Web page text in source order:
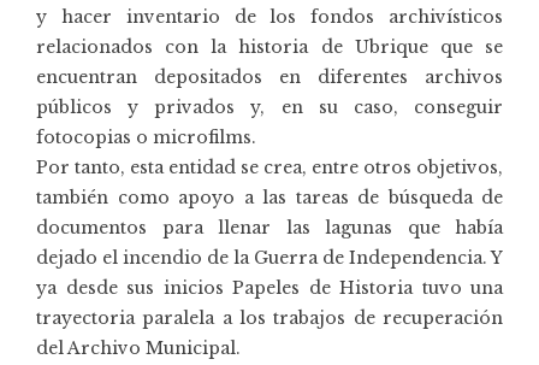
y hacer inventario de los fondos archivísticos
relacionados con la historia de Ubrique que se
encuentran depositados en diferentes archivos
públicos y privados y, en su caso, conseguir
fotocopias o microfilms.
Por tanto, esta entidad se crea, entre otros objetivos,
también como apoyo a las tareas de búsqueda de
documentos para llenar las lagunas que había
dejado el incendio de la Guerra de Independencia. Y
ya desde sus inicios Papeles de Historia tuvo una
trayectoria paralela a los trabajos de recuperación
del Archivo Municipal.